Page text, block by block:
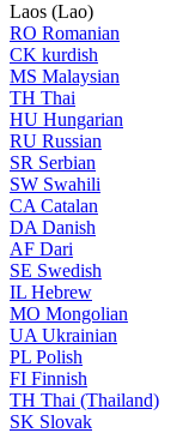
Laos (Lao)
RO Romanian
CK kurdish
MS Malaysian
TH Thai
HU Hungarian
RU Russian
SR Serbian
SW Swahili
CA Catalan
DA Danish
AF Dari
SE Swedish
IL Hebrew
MO Mongolian
UA Ukrainian
PL Polish
FI Finnish
TH Thai (Thailand)
SK Slovak